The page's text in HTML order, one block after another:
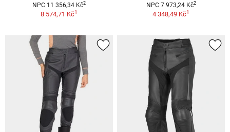
NPC 11 356,34 Kč2
8 574,71 Kč1
NPC 7 973,24 Kč2
4 348,49 Kč1